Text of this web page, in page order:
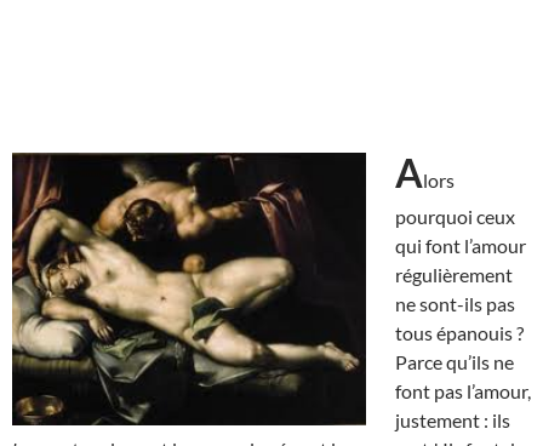
Alors
pourquoi ceux
qui font l’amour
régulièrement
ne sont-ils pas
tous épanouis ?
Parce qu’ils ne
font pas l’amour,
justement : ils